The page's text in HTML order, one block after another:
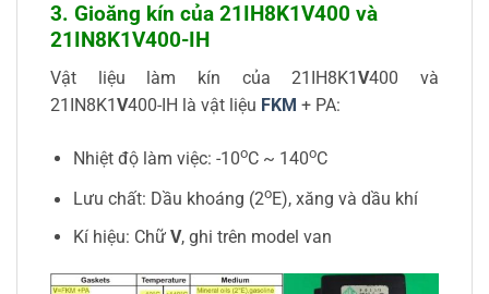
3. Gioăng kín của 21IH8K1V400 và
21IN8K1V400-IH
Vật liệu làm kín của 21IH8K1V400 và
21IN8K1V400-IH là vật liệu FKM + PA:
Nhiệt độ làm việc: -10oC ~ 140oC
Lưu chất: Dầu khoáng (2oE), xăng và dầu khí
Kí hiệu: Chữ V, ghi trên model van